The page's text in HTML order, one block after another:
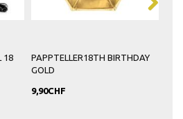
18
PAPPTELLER18TH BIRTHDAY
GOLD
9,90CHF